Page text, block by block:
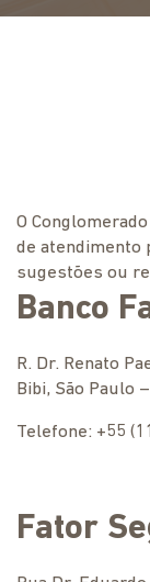
O
de atendimento
sugestões ou
Banco
R. Dr. Renato
Bibi, São Paulo
Telefone: +55
Fator